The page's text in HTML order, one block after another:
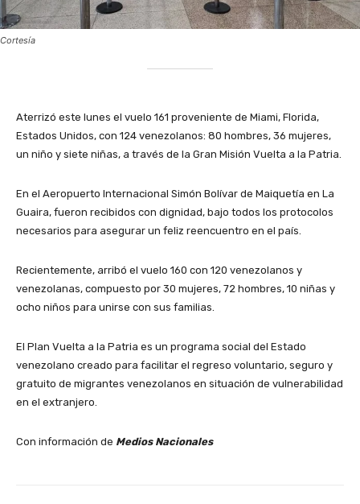
Cortesía
Aterrizó este lunes el vuelo 161 proveniente de Miami, Florida,
Estados Unidos, con 124 venezolanos: 80 hombres, 36 mujeres,
un niño y siete niñas, a través de la Gran Misión Vuelta a la Patria.
En el Aeropuerto Internacional Simón Bolívar de Maiquetía en La
Guaira, fueron recibidos con dignidad, bajo todos los protocolos
necesarios para asegurar un feliz reencuentro en el país.
Recientemente, arribó el vuelo 160 con 120 venezolanos y
venezolanas, compuesto por 30 mujeres, 72 hombres, 10 niñas y
ocho niños para unirse con sus familias.
El Plan Vuelta a la Patria es un programa social del Estado
venezolano creado para facilitar el regreso voluntario, seguro y
gratuito de migrantes venezolanos en situación de vulnerabilidad
en el extranjero.
Con información de Medios Nacionales